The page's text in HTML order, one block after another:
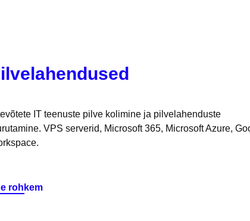
IT teenuste pilve kolimine ja pilvelahenduste
VPS serverid, Microsoft 365, Microsoft Azure,
rohkem